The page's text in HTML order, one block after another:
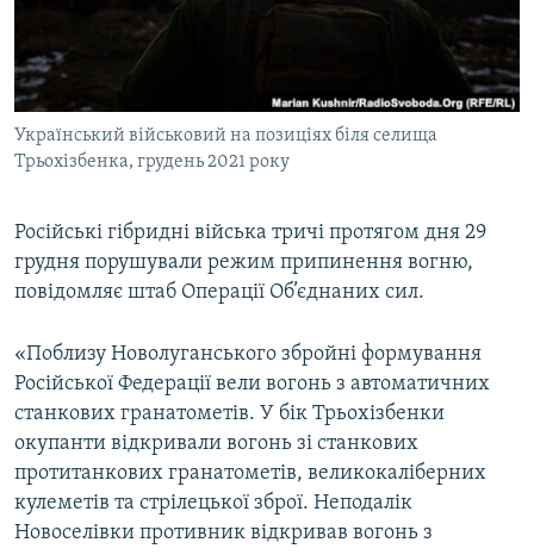
СПЕЦПРОЄКТИ
ПОДКАСТИ
КРИМ РЕАЛІЇ
УКР
КТАТ
ДОЛУЧАЙСЯ!
Усі сайти RFE/RL
Український військовий на позиціях біля селища
Трьохізбенка, грудень 2021 року
Російські гібридні війська тричі протягом дня 29
грудня порушували режим припинення вогню,
повідомляє штаб Операції Об’єднаних сил.
«Поблизу Новолуганського збройні формування
Російської Федерації вели вогонь з автоматичних
станкових гранатометів. У бік Трьохізбенки
окупанти відкривали вогонь зі станкових
протитанкових гранатометів, великокаліберних
кулеметів та стрілецької зброї. Неподалік
Новоселівки противник відкривав вогонь з